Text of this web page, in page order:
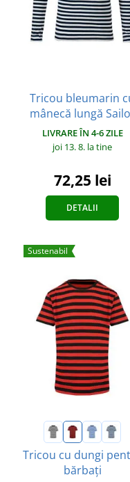
Tricou bleumarin
mânecă lungă
LIVRARE ÎN 4-6 ZILE
joi 13. 8. la tine
72,25 lei
DETALII
Sustenabil
Tricou cu dungi
bărbați